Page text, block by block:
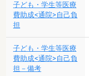
子ども・学生等医療
費助成<通院>自己負
担
子ども・学生等医療
費助成<通院>自己負
担－備考